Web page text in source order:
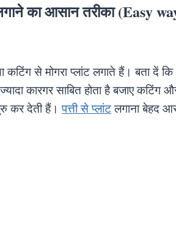
लगाने का आसान तरीका (Easy
कटिंग से मोगरा प्लांट लगाते हैं। बता दें
ज्यादा कारगर साबित होता है बजाए
कर देती हैं।पत्ती से प्लांटलगाना बेहद